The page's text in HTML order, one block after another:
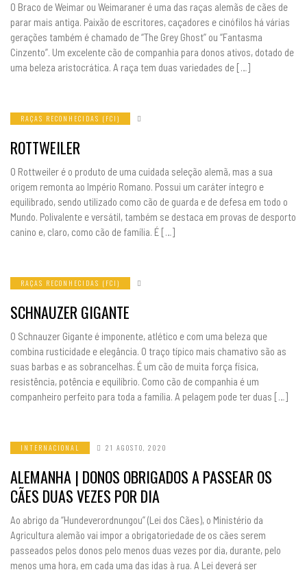
O Braco de Weimar ou Weimaraner é uma das raças alemãs de cães de
parar mais antiga. Paixão de escritores, caçadores e cinófilos há várias
gerações também é chamado de “The Grey Ghost” ou “Fantasma
Cinzento”. Um excelente cão de companhia para donos ativos, dotado de
uma beleza aristocrática. A raça tem duas variedades de […]
RAÇAS RECONHECIDAS (FCI)
ROTTWEILER
O Rottweiler é o produto de uma cuidada seleção alemã, mas a sua
origem remonta ao Império Romano. Possui um caráter íntegro e
equilibrado, sendo utilizado como cão de guarda e de defesa em todo o
Mundo. Polivalente e versátil, também se destaca em provas de desporto
canino e, claro, como cão de família. É […]
RAÇAS RECONHECIDAS (FCI)
SCHNAUZER GIGANTE
O Schnauzer Gigante é imponente, atlético e com uma beleza que
combina rusticidade e elegância. O traço típico mais chamativo são as
suas barbas e as sobrancelhas. É um cão de muita força física,
resistência, potência e equilíbrio. Como cão de companhia é um
companheiro perfeito para toda a família. A pelagem pode ter duas […]
INTERNACIONAL 21 AGOSTO, 2020
ALEMANHA | DONOS OBRIGADOS A PASSEAR OS
CÃES DUAS VEZES POR DIA
Ao abrigo da “Hundeverordnungou” (Lei dos Cães), o Ministério da
Agricultura alemão vai impor a obrigatoriedade de os cães serem
passeados pelos donos pelo menos duas vezes por dia, durante, pelo
menos uma hora, em cada uma das idas à rua. A Lei deverá ser